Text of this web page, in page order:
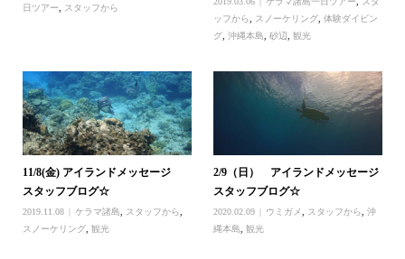
日ツアー, スタッフから
ッフから
スノーケリング ,体験ダイビン
グ ,沖縄本島 ,砂辺 ,観光
11/8(金) アイランドメッセージ
スタッフブログ☆
2019.11.08 ケラマ諸島, スタッフから,
スノーケリング, 観光
2/9（日） アイランドメッセージ
スタッフブログ☆
2020.02.09 ウミガメ, スタッフから,沖
縄本島,観光